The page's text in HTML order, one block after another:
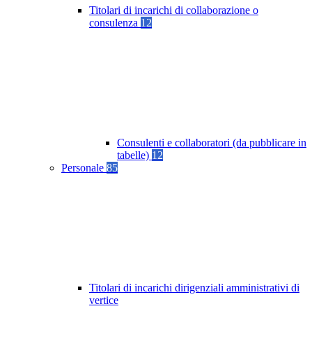
Titolari di incarichi di collaborazione o
consulenza 12
Consulenti e collaboratori (da pubblicare in
tabelle) 12
Personale 85
Titolari di incarichi dirigenziali amministrativi di
vertice